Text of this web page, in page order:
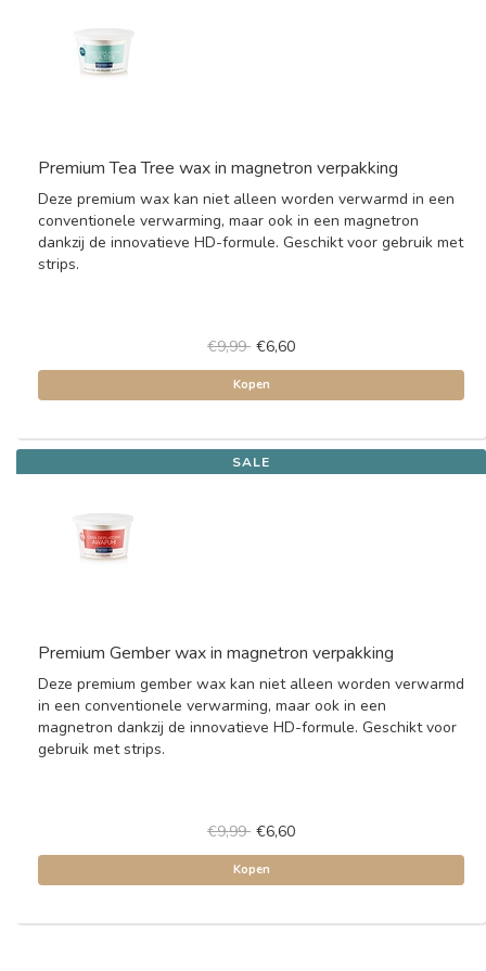
Premium Tea Tree wax in magnetron verpakking
Deze premium wax kan niet alleen worden verwarmd in een
conventionele verwarming, maar ook in een magnetron
dankzij de innovatieve HD-formule. Geschikt voor gebruik met
strips.
€9,99 €6,60
Kopen
SALE
Premium Gember wax in magnetron verpakking
Deze premium gember wax kan niet alleen worden verwarmd
in een conventionele verwarming, maar ook in een
magnetron dankzij de innovatieve HD-formule. Geschikt voor
gebruik met strips.
€9,99 €6,60
Kopen